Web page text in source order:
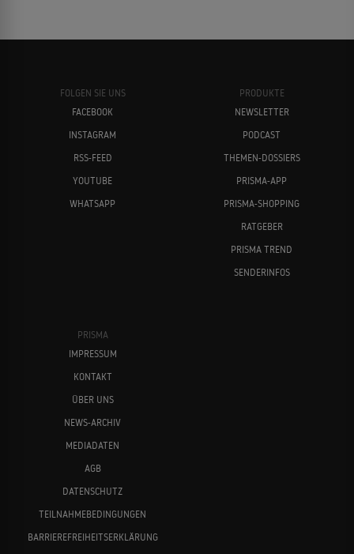
FOLGEN SIE UNS
FACEBOOK
INSTAGRAM
RSS-FEED
YOUTUBE
WHATSAPP
PRODUKTE
NEWSLETTER
PODCAST
THEMEN-DOSSIERS
PRISMA-APP
PRISMA-SHOPPING
RATGEBER
PRISMA TREND
SENDERINFOS
PRISMA
IMPRESSUM
KONTAKT
ÜBER UNS
NEWS-ARCHIV
MEDIADATEN
AGB
DATENSCHUTZ
TEILNAHMEBEDINGUNGEN
BARRIEREFREIHEITSERKLÄRUNG